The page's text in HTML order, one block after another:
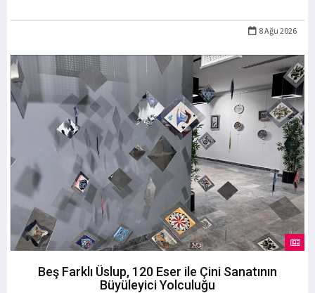
8 Ağu 2026
Beş Farklı Üslup, 120 Eser ile Çini Sanatının
Büyüleyici Yolculuğu